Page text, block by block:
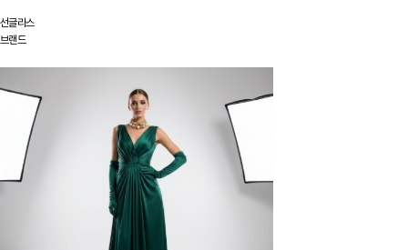
선글라스
브랜드